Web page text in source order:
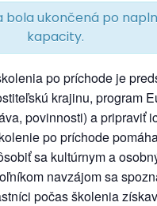
bola ukončená po
kapacity.
po príchode je
krajinu, program
povinnosti) a pripraviť
po príchode
sa kultúrnym a
navzájom sa
počas školenia